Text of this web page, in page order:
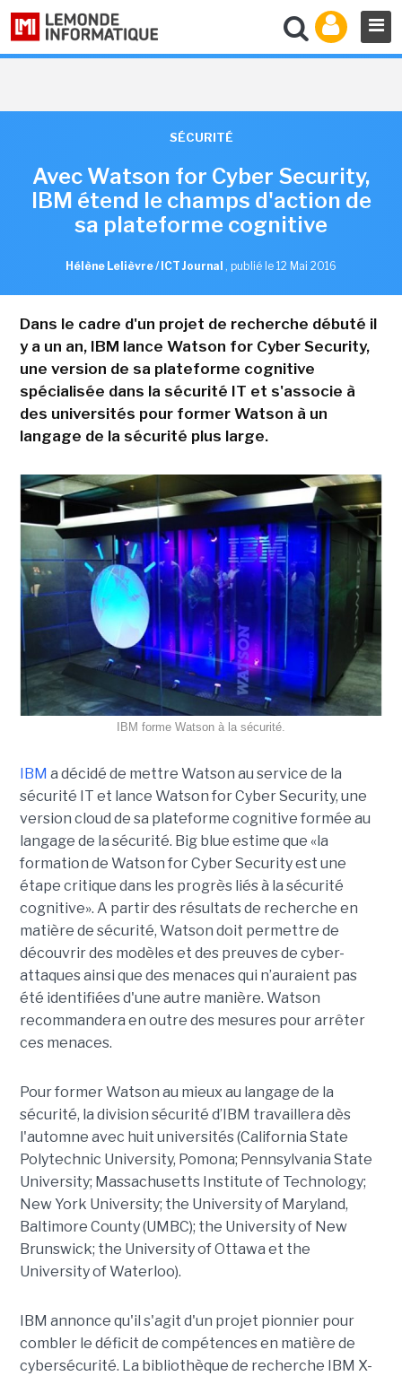
SÉCURITÉ
Avec Watson for Cyber Security,
IBM étend le champs d'action de
sa plateforme cognitive
Hélène Lelièvre / ICT Journal , publié le 12 Mai 2016
Dans le cadre d'un projet de recherche débuté il
y a un an, IBM lance Watson for Cyber Security,
une version de sa plateforme cognitive
spécialisée dans la sécurité IT et s'associe à
des universités pour former Watson à un
langage de la sécurité plus large.
IBM forme Watson à la sécurité.
IBM a décidé de mettre Watson au service de la
sécurité IT et lance Watson for Cyber Security, une
version cloud de sa plateforme cognitive formée au
langage de la sécurité. Big blue estime que «la
formation de Watson for Cyber Security est une
étape critique dans les progrès liés à la sécurité
cognitive». A partir des résultats de recherche en
matière de sécurité, Watson doit permettre de
découvrir des modèles et des preuves de cyber-
attaques ainsi que des menaces qui n’auraient pas
été identifiées d'une autre manière. Watson
recommandera en outre des mesures pour arrêter
ces menaces.
Pour former Watson au mieux au langage de la
sécurité, la division sécurité d’IBM travaillera dès
l'automne avec huit universités (California State
Polytechnic University, Pomona; Pennsylvania State
University; Massachusetts Institute of Technology;
New York University; the University of Maryland,
Baltimore County (UMBC); the University of New
Brunswick; the University of Ottawa et the
University of Waterloo).
IBM annonce qu'il s'agit d'un projet pionnier pour
combler le déficit de compétences en matière de
cybersécurité. La bibliothèque de recherche IBM X-